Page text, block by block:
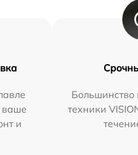
ваше
и
Большинство
техники